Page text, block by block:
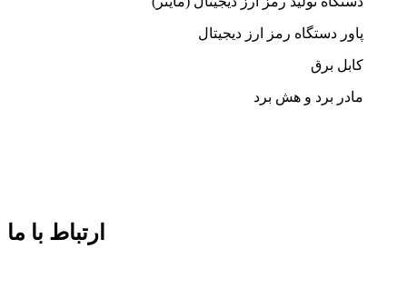
پاور دستگاه رمز ارز دیجیتال
کابل برق
مادر برد و هش برد
ارتباط با ما